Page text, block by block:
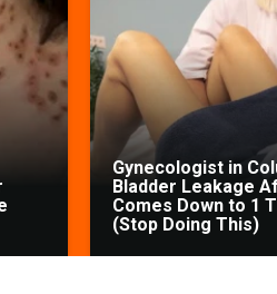
Gynecologist in
Bladder Leakage
Comes Down to 1
(Stop Doing This)